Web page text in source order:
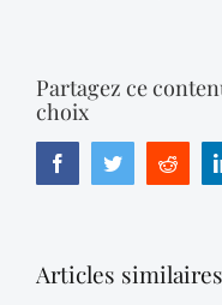
Partagez ce
choix
FacebookTwitter
Articles similaires